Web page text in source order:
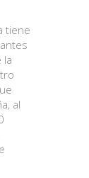
tiene
la
al